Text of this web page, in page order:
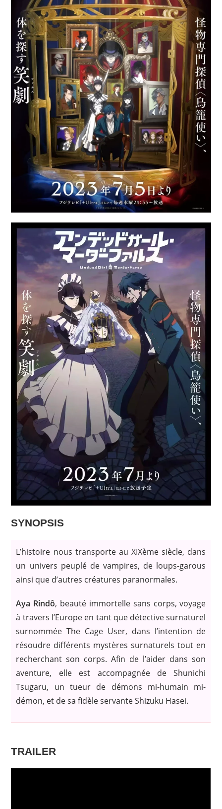
SYNOPSIS
L’histoire nous transporte au XIXème siècle, dans
un univers peuplé de vampires, de loups-garous
ainsi que d’autres créatures paranormales.
Aya Rindô, beauté immortelle sans corps, voyage
à travers l’Europe en tant que détective surnaturel
surnommée The Cage User, dans l’intention de
résoudre différents mystères surnaturels tout en
recherchant son corps. Afin de l’aider dans son
aventure, elle est accompagnée de Shunichi
Tsugaru, un tueur de démons mi-humain mi-
démon, et de sa fidèle servante Shizuku Hasei.
TRAILER